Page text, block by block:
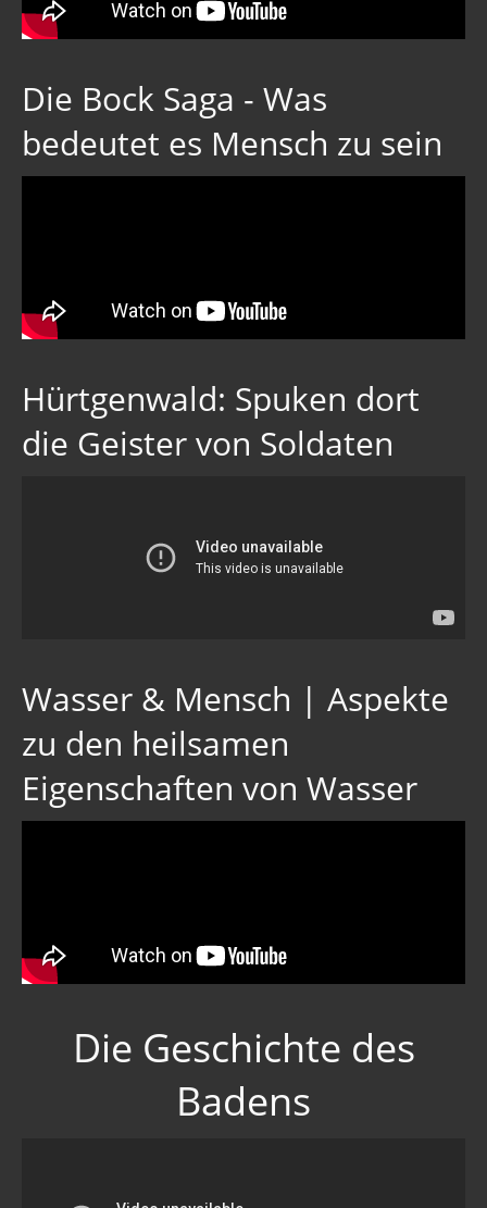
Die Bock Saga - Was
bedeutet es Mensch zu sein
Hürtgenwald: Spuken dort
die Geister von Soldaten
Wasser & Mensch | Aspekte
zu den heilsamen
Eigenschaften von Wasser
Die Geschichte des
Badens